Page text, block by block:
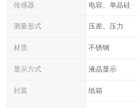
传感器 电容、单晶硅
测量形式 压差、压力
材质 不锈钢
显示方式 液晶显示
封装 纸箱